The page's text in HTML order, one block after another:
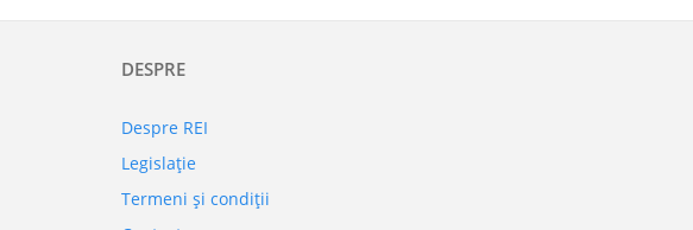
DESPRE
Despre REI
Legislaţie
Termeni şi condiţii